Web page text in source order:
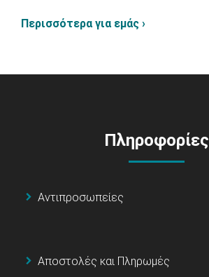
Περισσότερα για εμάς ›
Πληροφορίες
Αντιπροσωπείες
Αποστολές και Πληρωμές